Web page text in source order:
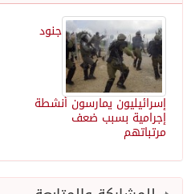
جنود
إسرائيليون يمارسون أنشطة
إجرامية بسبب ضعف
مرتباتهم